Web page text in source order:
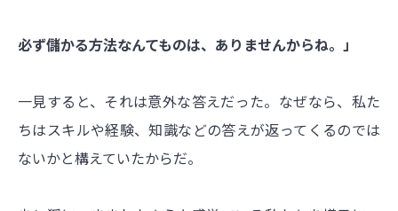
必ず儲かる方法なんてものは、ありませんからね。」
一見すると、それは意外な答えだった。なぜなら、私た
ちはスキルや経験、知識などの答えが返ってくるのでは
ないかと構えていたからだ。